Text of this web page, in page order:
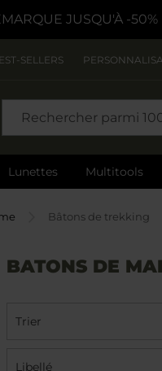
JUSQU'À -50%
SELLERS
Lunettes Multitools
Bâtons de trekking
BATONS DE
Trier
Libellé